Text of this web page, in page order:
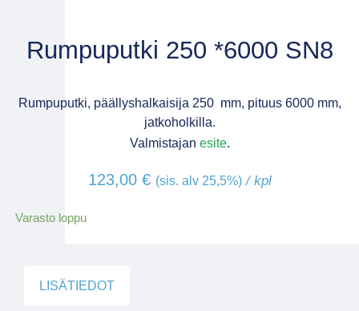
Rumpuputki 250 *6000 SN8
Rumpuputki, päällyshalkaisija 250 mm, pituus 6000 mm,
jatkoholkilla.
Valmistajan esite.
123,00 € (sis. alv 25,5%)/ kpl
Varasto loppu
LISÄTIEDOT